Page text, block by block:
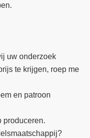
uw onderzoek
te krijgen, roep me
en patroon
produceren.